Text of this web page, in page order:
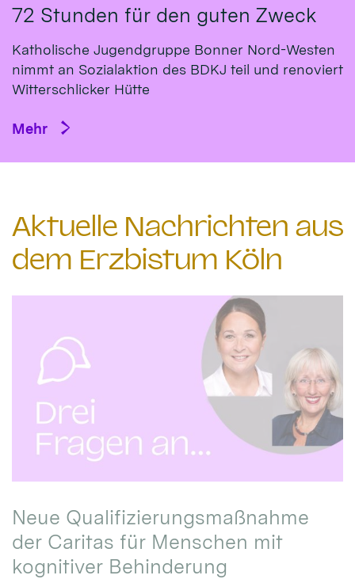
72 Stunden für den guten Zweck
Katholische Jugendgruppe Bonner Nord-Westen
nimmt an Sozialaktion des BDKJ teil und renoviert
Witterschlicker Hütte
Mehr
Aktuelle Nachrichten aus
dem Erzbistum Köln
Neue Qualifizierungsmaßnahme
der Caritas für Menschen mit
kognitiver Behinderung